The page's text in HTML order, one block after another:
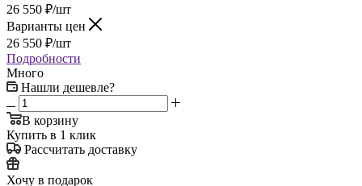
26 550 ₽/шт
Варианты цен
26 550 ₽/шт
Подробности
Много
Нашли дешевле?
В корзину
Купить в 1 клик
Рассчитать доставку
Хочу в подарок